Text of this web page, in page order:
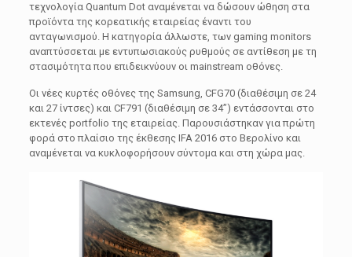
τεχνολογία Quantum Dot αναμένεται να δώσουν ώθηση στα
προϊόντα της κορεατικής εταιρείας έναντι του
ανταγωνισμού. Η κατηγορία άλλωστε, των gaming monitors
αναπτύσσεται με εντυπωσιακούς ρυθμούς σε αντίθεση με τη
στασιμότητα που επιδεικνύουν οι mainstream οθόνες.
Οι νέες κυρτές οθόνες της Samsung, CFG70 (διαθέσιμη σε 24
και 27 ίντσες) και CF791 (διαθέσιμη σε 34’’) εντάσσονται στο
εκτενές portfolio της εταιρείας. Παρουσιάστηκαν για πρώτη
φορά στο πλαίσιο της έκθεσης IFA 2016 στο Βερολίνο και
αναμένεται να κυκλοφορήσουν σύντομα και στη χώρα μας.